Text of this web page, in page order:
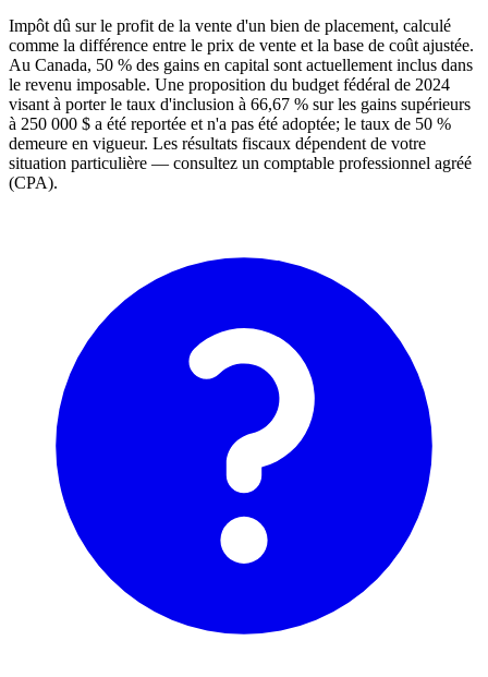
Impôt dû sur le profit de la vente d'un bien de placement, calculé
comme la différence entre le prix de vente et la base de coût ajustée.
Au Canada, 50 % des gains en capital sont actuellement inclus dans
le revenu imposable. Une proposition du budget fédéral de 2024
visant à porter le taux d'inclusion à 66,67 % sur les gains supérieurs
à 250 000 $ a été reportée et n'a pas été adoptée; le taux de 50 %
demeure en vigueur. Les résultats fiscaux dépendent de votre
situation particulière — consultez un comptable professionnel agréé
(CPA).